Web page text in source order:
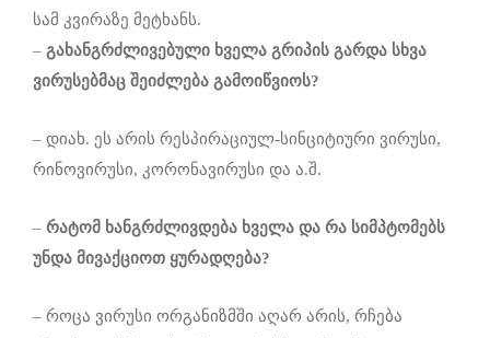
სამ კვირაზე მეტხანს.
– გახანგრძლივებული ხველა გრიპის გარდა სხვა
ვირუსებმაც შეიძლება გამოიწვიოს?
– დიახ. ეს არის რესპირაციულ-სინციტიური ვირუსი,
რინოვირუსი, კორონავირუსი და ა.შ.
– რატომ ხანგრძლივდება ხველა და რა სიმპტომებს
უნდა მივაქციოთ ყურადღება?
– როცა ვირუსი ორგანიზმში აღარ არის, რჩება